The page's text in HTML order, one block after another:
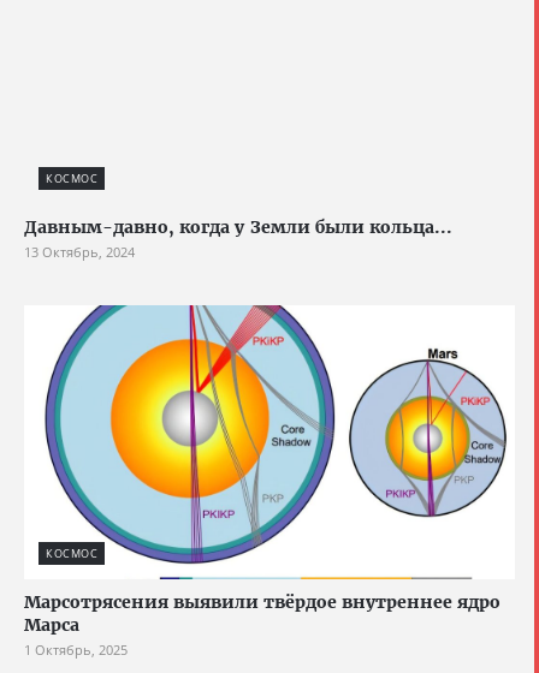
КОСМОС
Давным-давно, когда у Земли были кольца...
13 Октябрь, 2024
КОСМОС
Марсотрясения выявили твёрдое внутреннее ядро
Марса
1 Октябрь, 2025